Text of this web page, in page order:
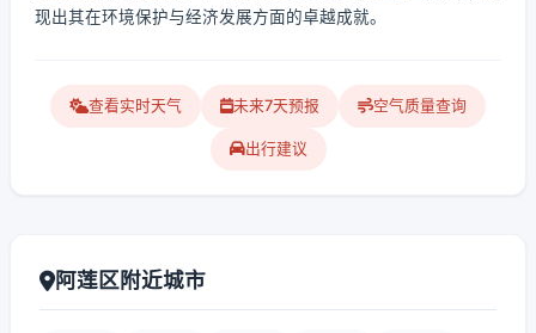
现出其在环境保护与经济发展方面的卓越成就。
查看实时天气 未来7天预报 空气质量查询
出行建议
阿莲区附近城市